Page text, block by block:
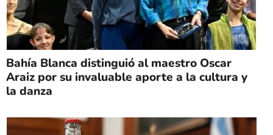
Bahía Blanca distinguió al maestro Oscar
Araiz por su invaluable aporte a la cultura y
la danza